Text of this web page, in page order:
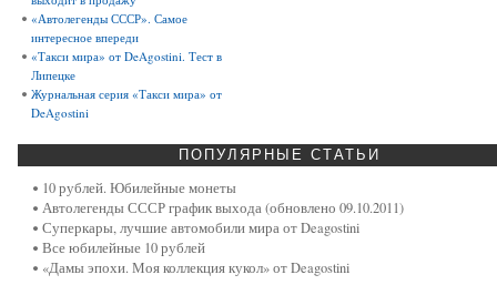
«Автолегенды СССР». Самое
интересное впереди
«Такси мира» от DeAgostini. Тест в
Липецке
Журнальная серия «Такси мира» от
DeAgostini
ПОПУЛЯРНЫЕ СТАТЬИ
10 рублей. Юбилейные монеты
Автолегенды СССР график выхода (обновлено 09.10.2011)
Суперкары, лучшие автомобили мира от Deagostini
Все юбилейные 10 рублей
«Дамы эпохи. Моя коллекция кукол» от Deagostini